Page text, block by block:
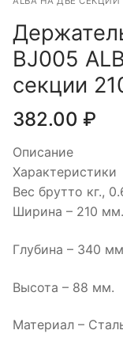
BJ005
секции
382.00 ₽
Описание
Характеристики
Вес брутто кг.,
Ширина – 210 мм.
Глубина – 340
Высота – 88 мм.
Материал –